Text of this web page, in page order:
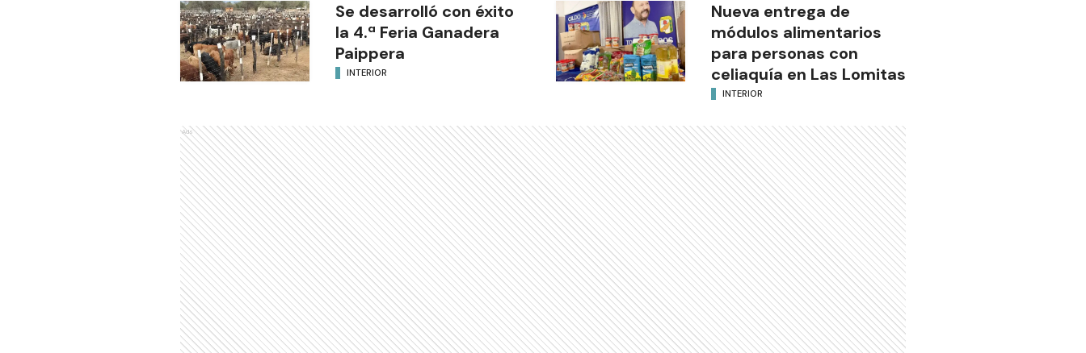
Se desarrolló con éxito
la 4.ª Feria Ganadera
Paippera
INTERIOR
Nueva entrega de
módulos alimentarios
para personas con
celiaquía en Las Lomitas
INTERIOR
Ads